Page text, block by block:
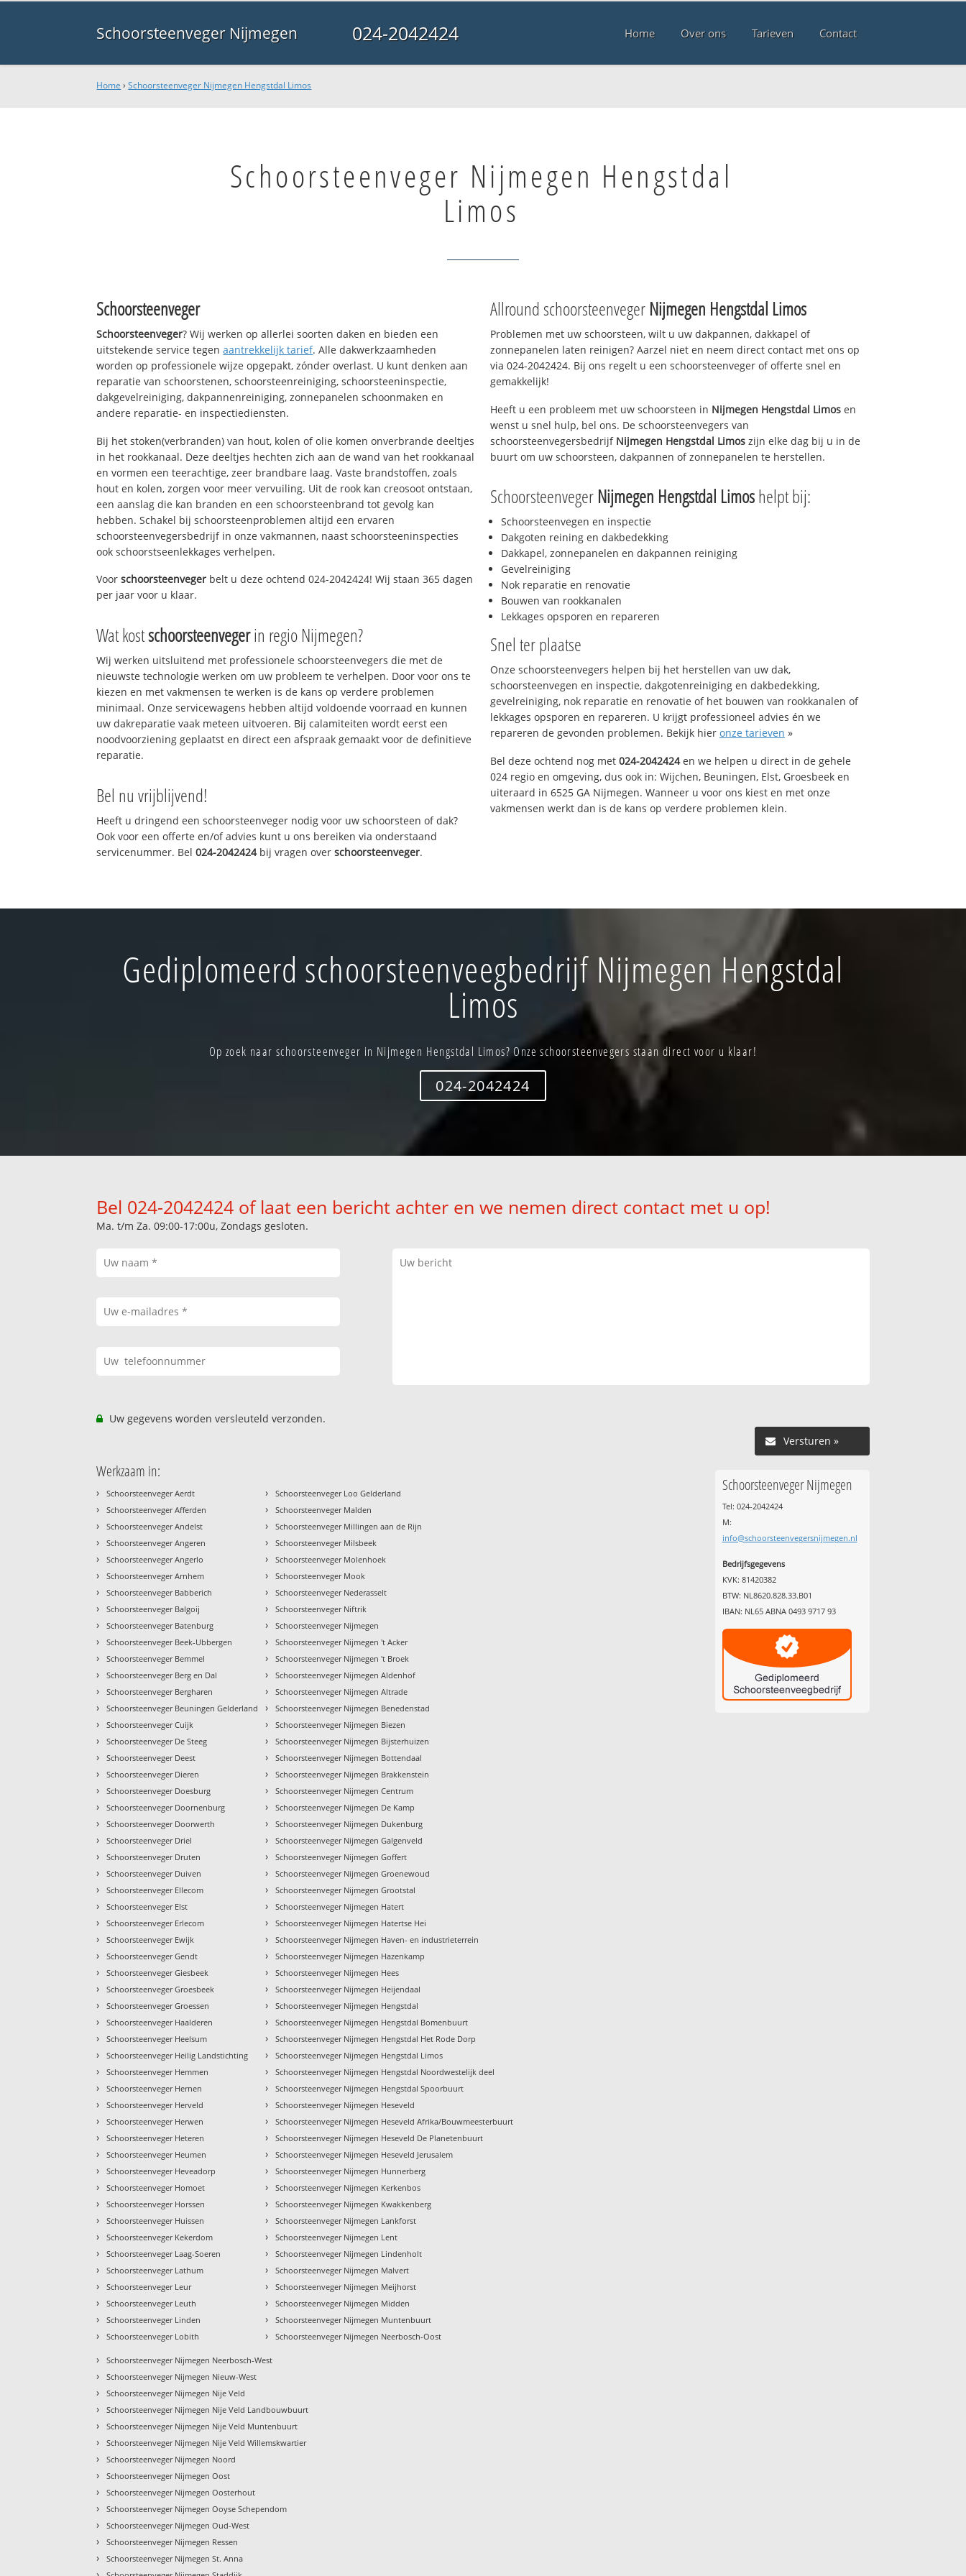
Schoorsteenveger Nijmegen 024-2042424 Home Over ons Tarieven Contact
Home ›Schoorsteenveger Nijmegen Hengstdal Limos
Schoorsteenveger Nijmegen Hengstdal
Limos
Schoorsteenveger
Schoorsteenveger? Wij werken op allerlei soorten daken en bieden een
uitstekende service tegenaantrekkelijk tarief. Alle dakwerkzaamheden
worden op professionele wijze opgepakt, zónder overlast. U kunt denken aan
reparatie van schoorstenen, schoorsteenreiniging, schoorsteeninspectie,
dakgevelreiniging, dakpannenreiniging, zonnepanelen schoonmaken en
andere reparatie- en inspectiediensten.
Bij het stoken(verbranden) van hout, kolen of olie komen onverbrande deeltjes
in het rookkanaal. Deze deeltjes hechten zich aan de wand van het rookkanaal
en vormen een teerachtige, zeer brandbare laag. Vaste brandstoffen, zoals
hout en kolen, zorgen voor meer vervuiling. Uit de rook kan creosoot ontstaan,
een aanslag die kan branden en een schoorsteenbrand tot gevolg kan
hebben. Schakel bij schoorsteenproblemen altijd een ervaren
schoorsteenvegersbedrijf in onze vakmannen, naast schoorsteeninspecties
ook schoorstseenlekkages verhelpen.
Voorschoorsteenveger belt u deze ochtend 024-2042424! Wij staan 365 dagen
per jaar voor u klaar.
Wat kostschoorsteenvegerin regio Nijmegen?
Wij werken uitsluitend met professionele schoorsteenvegers die met de
nieuwste technologie werken om uw probleem te verhelpen. Door voor ons te
kiezen en met vakmensen te werken is de kans op verdere problemen
minimaal. Onze servicewagens hebben altijd voldoende voorraad en kunnen
uw dakreparatie vaak meteen uitvoeren. Bij calamiteiten wordt eerst een
noodvoorziening geplaatst en direct een afspraak gemaakt voor de definitieve
reparatie.
Bel nu vrijblijvend!
Heeft u dringend een schoorsteenveger nodig voor uw schoorsteen of dak?
Ook voor een offerte en/of advies kunt u ons bereiken via onderstaand
servicenummer. Bel024-2042424bij vragen overschoorsteenveger.
Allround schoorsteenveger Nijmegen Hengstdal Limos
Problemen met uw schoorsteen, wilt u uw dakpannen, dakkapel of
zonnepanelen laten reinigen? Aarzel niet en neem direct contact met ons op
via 024-2042424. Bij ons regelt u een schoorsteenveger of offerte snel en
gemakkelijk!
Heeft u een probleem met uw schoorsteen in Nijmegen Hengstdal Limos en
wenst u snel hulp, bel ons. De schoorsteenvegers van
schoorsteenvegersbedrijf Nijmegen Hengstdal Limos zijn elke dag bij u in de
buurt om uw schoorsteen, dakpannen of zonnepanelen te herstellen.
Schoorsteenveger Nijmegen Hengstdal Limoshelpt bij:
Schoorsteenvegen en inspectie
Dakgoten reining en dakbedekking
Dakkapel, zonnepanelen en dakpannen reiniging
Gevelreiniging
Nok reparatie en renovatie
Bouwen van rookkanalen
Lekkages opsporen en repareren
Snel ter plaatse
Onze schoorsteenvegers helpen bij het herstellen van uw dak,
schoorsteenvegen en inspectie, dakgotenreiniging en dakbedekking,
gevelreiniging, nok reparatie en renovatie of het bouwen van rookkanalen of
lekkages opsporen en repareren. U krijgt professioneel advies én we
repareren de gevonden problemen. Bekijk hier onze tarieven »
Bel deze ochtend nog met 024-2042424en we helpen u direct in de gehele
024 regio en omgeving, dus ook in: Wijchen, Beuningen, Elst, Groesbeek en
uiteraard in 6525 GA Nijmegen. Wanneer u voor ons kiest en met onze
vakmensen werkt dan is de kans op verdere problemen klein.
Gediplomeerd schoorsteenveegbedrijf Nijmegen Hengstdal
Limos
Op zoek naar schoorsteenveger in Nijmegen Hengstdal Limos? Onze schoorsteenvegers staan direct voor u klaar!
024-2042424
Bel 024-2042424 of laat een bericht achter en we nemen direct contact met u op!
Ma. t/m Za. 09:00-17:00u, Zondags gesloten.
Uw gegevens worden versleuteld verzonden.
Versturen »
Werkzaam in:
› Schoorsteenveger Aerdt
› Schoorsteenveger Afferden
› Schoorsteenveger Andelst
› Schoorsteenveger Angeren
› Schoorsteenveger Angerlo
› Schoorsteenveger Arnhem
› Schoorsteenveger Babberich
› Schoorsteenveger Balgoij
› Schoorsteenveger Batenburg
› Schoorsteenveger Beek-Ubbergen
› Schoorsteenveger Bemmel
› Schoorsteenveger Berg en Dal
› Schoorsteenveger Bergharen
› Schoorsteenveger Beuningen Gelderland
› Schoorsteenveger Cuijk
› Schoorsteenveger De Steeg
› Schoorsteenveger Deest
› Schoorsteenveger Dieren
› Schoorsteenveger Doesburg
› Schoorsteenveger Doornenburg
› Schoorsteenveger Doorwerth
› Schoorsteenveger Driel
› Schoorsteenveger Druten
› Schoorsteenveger Duiven
› Schoorsteenveger Ellecom
› Schoorsteenveger Elst
› Schoorsteenveger Erlecom
› Schoorsteenveger Ewijk
› Schoorsteenveger Gendt
› Schoorsteenveger Giesbeek
› Schoorsteenveger Groesbeek
› Schoorsteenveger Groessen
› Schoorsteenveger Haalderen
› Schoorsteenveger Heelsum
› Schoorsteenveger Heilig Landstichting
› Schoorsteenveger Hemmen
› Schoorsteenveger Hernen
› Schoorsteenveger Herveld
› Schoorsteenveger Herwen
› Schoorsteenveger Heteren
› Schoorsteenveger Heumen
› Schoorsteenveger Heveadorp
› Schoorsteenveger Homoet
› Schoorsteenveger Horssen
› Schoorsteenveger Huissen
› Schoorsteenveger Kekerdom
› Schoorsteenveger Laag-Soeren
› Schoorsteenveger Lathum
› Schoorsteenveger Leur
› Schoorsteenveger Leuth
› Schoorsteenveger Linden
› Schoorsteenveger Lobith
› Schoorsteenveger Loo Gelderland
› Schoorsteenveger Malden
› Schoorsteenveger Millingen aan de Rijn
› Schoorsteenveger Milsbeek
› Schoorsteenveger Molenhoek
› Schoorsteenveger Mook
› Schoorsteenveger Nederasselt
› Schoorsteenveger Niftrik
› Schoorsteenveger Nijmegen
› Schoorsteenveger Nijmegen 't Acker
› Schoorsteenveger Nijmegen 't Broek
› Schoorsteenveger Nijmegen Aldenhof
› Schoorsteenveger Nijmegen Altrade
› Schoorsteenveger Nijmegen Benedenstad
› Schoorsteenveger Nijmegen Biezen
› Schoorsteenveger Nijmegen Bijsterhuizen
› Schoorsteenveger Nijmegen Bottendaal
› Schoorsteenveger Nijmegen Brakkenstein
› Schoorsteenveger Nijmegen Centrum
› Schoorsteenveger Nijmegen De Kamp
› Schoorsteenveger Nijmegen Dukenburg
› Schoorsteenveger Nijmegen Galgenveld
› Schoorsteenveger Nijmegen Goffert
› Schoorsteenveger Nijmegen Groenewoud
› Schoorsteenveger Nijmegen Grootstal
› Schoorsteenveger Nijmegen Hatert
› Schoorsteenveger Nijmegen Hatertse Hei
› Schoorsteenveger Nijmegen Haven- en industrieterrein
› Schoorsteenveger Nijmegen Hazenkamp
› Schoorsteenveger Nijmegen Hees
› Schoorsteenveger Nijmegen Heijendaal
› Schoorsteenveger Nijmegen Hengstdal
› Schoorsteenveger Nijmegen Hengstdal Bomenbuurt
› Schoorsteenveger Nijmegen Hengstdal Het Rode Dorp
› Schoorsteenveger Nijmegen Hengstdal Limos
› Schoorsteenveger Nijmegen Hengstdal Noordwestelijk deel
› Schoorsteenveger Nijmegen Hengstdal Spoorbuurt
› Schoorsteenveger Nijmegen Heseveld
› Schoorsteenveger Nijmegen Heseveld Afrika/Bouwmeesterbuurt
› Schoorsteenveger Nijmegen Heseveld De Planetenbuurt
› Schoorsteenveger Nijmegen Heseveld Jerusalem
› Schoorsteenveger Nijmegen Hunnerberg
› Schoorsteenveger Nijmegen Kerkenbos
› Schoorsteenveger Nijmegen Kwakkenberg
› Schoorsteenveger Nijmegen Lankforst
› Schoorsteenveger Nijmegen Lent
› Schoorsteenveger Nijmegen Lindenholt
› Schoorsteenveger Nijmegen Malvert
› Schoorsteenveger Nijmegen Meijhorst
› Schoorsteenveger Nijmegen Midden
› Schoorsteenveger Nijmegen Muntenbuurt
› Schoorsteenveger Nijmegen Neerbosch-Oost
› Schoorsteenveger Nijmegen Neerbosch-West
› Schoorsteenveger Nijmegen Nieuw-West
› Schoorsteenveger Nijmegen Nije Veld
› Schoorsteenveger Nijmegen Nije Veld Landbouwbuurt
› Schoorsteenveger Nijmegen Nije Veld Muntenbuurt
› Schoorsteenveger Nijmegen Nije Veld Willemskwartier
› Schoorsteenveger Nijmegen Noord
› Schoorsteenveger Nijmegen Oost
› Schoorsteenveger Nijmegen Oosterhout
› Schoorsteenveger Nijmegen Ooyse Schependom
› Schoorsteenveger Nijmegen Oud-West
› Schoorsteenveger Nijmegen Ressen
› Schoorsteenveger Nijmegen St. Anna
Schoorsteenveger Nijmegen
Tel: 024-2042424
M:
info@schoorsteenvegersnijmegen.nl
Bedrijfsgegevens
KVK: 81420382
BTW: NL8620.828.33.B01
IBAN: NL65 ABNA 0493 9717 93